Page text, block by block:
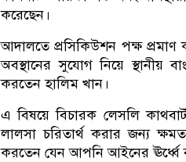
করেছেন।
আদালতে প্রসিকিউশন পক্ষ প্রমাণ
অবস্থানের সুযোগ নিয়ে স্থানীয়
করতেন হালিম খান।
এ বিষয়ে বিচারক লেসলি
লালসা চরিতার্থ করার জন্য
করতেন যেন আপনি আইনের ঊর্ধ্বে